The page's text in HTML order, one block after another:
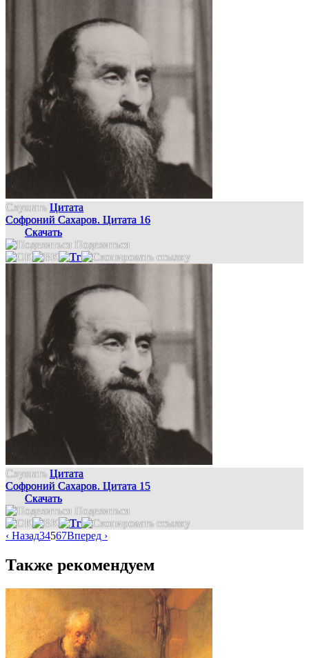
Слушать Цитата
Софроний Сахаров. Цитата 16
Скачать
Поделиться
Слушать Цитата
Софроний Сахаров. Цитата 15
Скачать
Поделиться
‹ Назад34567Вперед ›
Также рекомендуем